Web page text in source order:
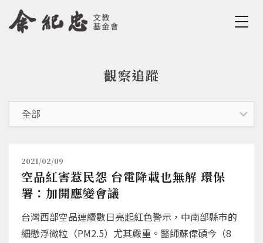
Jump to Navigation
Jump to Main content
觀察追蹤
2021/02/09
空品紅害惹民怨 台電降載也無解 環保
署：加開應變會議
台灣西部空品連續數日亮起紅色警示，中南部縣市的
細懸浮微粒（PM2.5）尤其嚴重。醫師蘇偉碩今（8